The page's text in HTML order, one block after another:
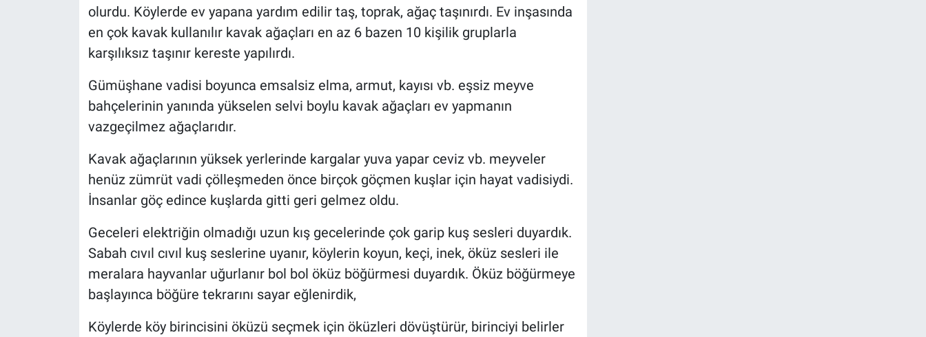
olurdu. Köylerde ev yapana yardım edilir taş, toprak, ağaç taşınırdı. Ev inşasında
en çok kavak kullanılır kavak ağaçları en az 6 bazen 10 kişilik gruplarla
karşılıksız taşınır kereste yapılırdı.
Gümüşhane vadisi boyunca emsalsiz elma, armut, kayısı vb. eşsiz meyve
bahçelerinin yanında yükselen selvi boylu kavak ağaçları ev yapmanın
vazgeçilmez ağaçlarıdır.
Kavak ağaçlarının yüksek yerlerinde kargalar yuva yapar ceviz vb. meyveler
henüz zümrüt vadi çölleşmeden önce birçok göçmen kuşlar için hayat vadisiydi.
İnsanlar göç edince kuşlarda gitti geri gelmez oldu.
Geceleri elektriğin olmadığı uzun kış gecelerinde çok garip kuş sesleri duyardık.
Sabah cıvıl cıvıl kuş seslerine uyanır, köylerin koyun, keçi, inek, öküz sesleri ile
meralara hayvanlar uğurlanır bol bol öküz böğürmesi duyardık. Öküz böğürmeye
başlayınca böğüre tekrarını sayar eğlenirdik,
Köylerde köy birincisini öküzü seçmek için öküzleri dövüştürür, birinciyi belirler